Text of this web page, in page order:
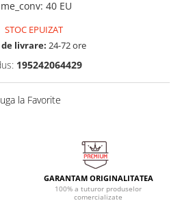
: 40 EU
STOC EPUIZAT
livrare: 24-72 ore
195242064429
la Favorite
GARANTAM ORIGINALITATEA
100% a tuturor produselor
comercializate